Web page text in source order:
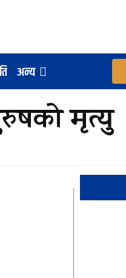
अन्य
मृत्यु